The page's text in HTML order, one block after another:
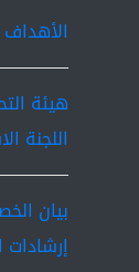
الأهداف
هيئة
اللجنة
بيان
إرشادات